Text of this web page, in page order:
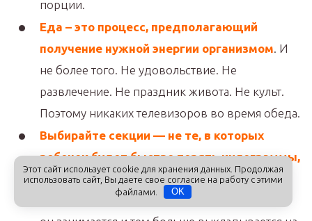
порции.
Еда – это процесс, предполагающий
получение нужной энергии организмом . И
не более того. Не удовольствие. Не
развлечение. Не праздник живота. Не культ.
Поэтому никаких телевизоров во время обеда.
Выбирайте секции — не те, в которых
ребенок будет быстро терять килограммы,
а те, куда ему будет хотеться идти. Чем
интереснее ребенку секция, тем интенсивнее
Этот сайт использует cookie для хранения данных. Продолжая
использовать сайт, Вы даете свое согласие на работу с этими
файлами.
OK